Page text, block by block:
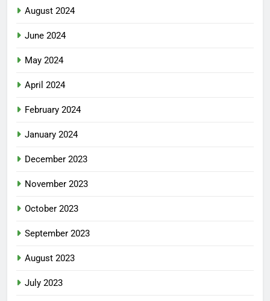
August 2024
June 2024
May 2024
April 2024
February 2024
January 2024
December 2023
November 2023
October 2023
September 2023
August 2023
July 2023